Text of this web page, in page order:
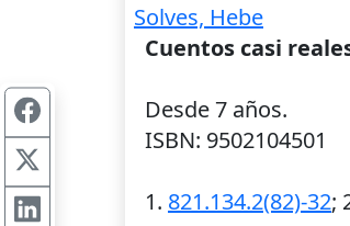
Solves, Hebe
Cuentos casi
Desde 7 años.
ISBN: 9502104501
1. 821.134.2(82)-32;